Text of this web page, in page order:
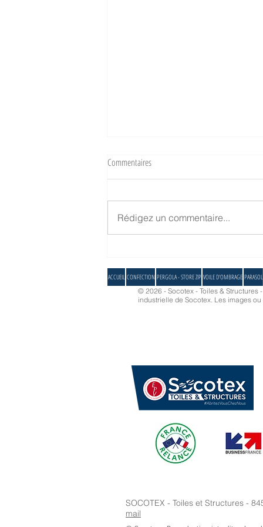
de remettre les voiles ⛵️
Commentaires
Rédigez un commentaire...
ACCUEIL CONFECTION PERGOLA - STORE ZIP VOILE D'OMBRAGE PARASOL
© 2026 - Socotex - Toiles &
industrielle de Socotex. Les images
SOCOTEX - Toiles et Structures -
mail